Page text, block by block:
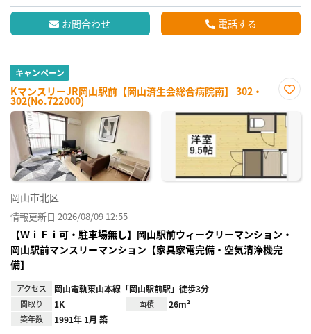
お問合わせ 電話する
キャンペーン
KマンスリーJR岡山駅前【岡山済生会総合病院南】 302・
302(No.722000)
に入
り登
岡山市北区
情報更新日 2026/08/09 12:55
【ＷｉＦｉ可・駐車場無し】岡山駅前ウィークリーマンション・
岡山駅前マンスリーマンション【家具家電完備・空気清浄機完
備】
アクセス 岡山電軌東山本線「岡山駅前駅」徒歩3分
間取り 1K 面積 26m²
築年数 1991年 1月 築